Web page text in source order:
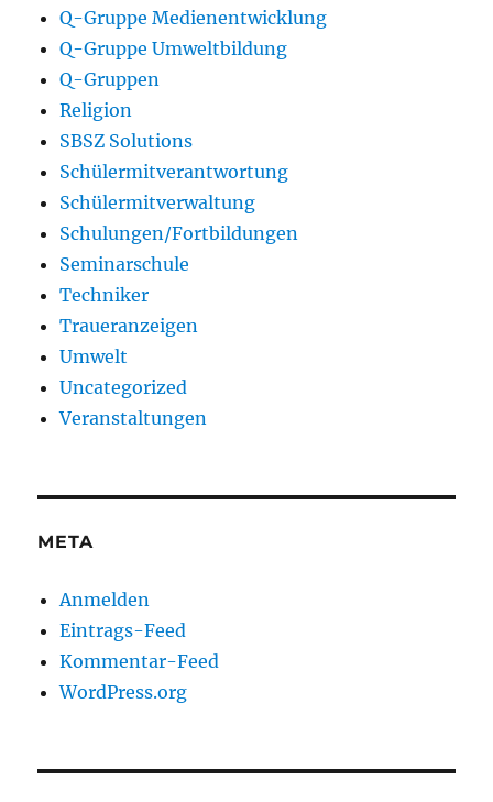
Q-Gruppe Medienentwicklung
Q-Gruppe Umweltbildung
Q-Gruppen
Religion
SBSZ Solutions
Schülermitverantwortung
Schülermitverwaltung
Schulungen/Fortbildungen
Seminarschule
Techniker
Traueranzeigen
Umwelt
Uncategorized
Veranstaltungen
META
Anmelden
Eintrags-Feed
Kommentar-Feed
WordPress.org